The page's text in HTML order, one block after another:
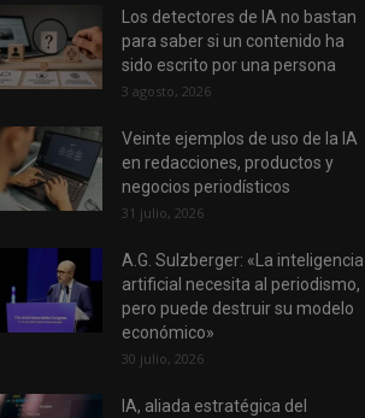
Los detectores de IA no bastan
para saber si un contenido ha
sido escrito por una persona
3 agosto, 2026
Veinte ejemplos de uso de la IA
en redacciones, productos y
negocios periodísticos
31 julio, 2026
A.G. Sulzberger: «La inteligencia
artificial necesita al periodismo,
pero puede destruir su modelo
económico»
30 julio, 2026
IA, aliada estratégica del